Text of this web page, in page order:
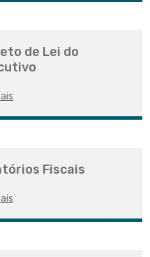
de Lei do
Fiscais